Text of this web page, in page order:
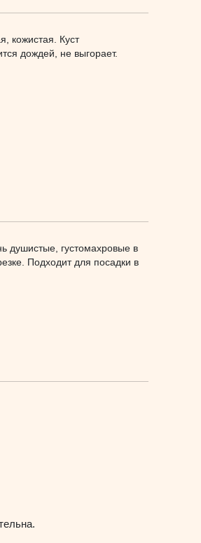
кожистая. Куст
дождей, не выгорает.
душистые, густомахровые в
Подходит для посадки в